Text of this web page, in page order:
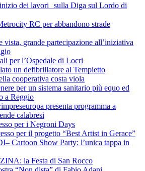
dei lavori sulla Diga sul Lordo di
RC per abbandono strade
vista, grande partecipazione all’iniziativa
per l’Ospedale di Locri
un defibrillatore al Tempietto
cooperativa costa viola
per un sistema sanitario più equo ed
a Reggio
presenta programma a
calabresi
per i Negroni Days
per il progetto “Best Artist in Gerace”
Cartoon Show Party: l’unica tappa in
la Festa di San Rocco